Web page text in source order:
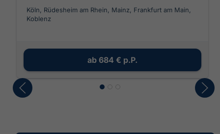
Köln, Rüdesheim am Rhein, Mainz, Frankfurt am Main,
Koblenz
ab 684 € p.P.